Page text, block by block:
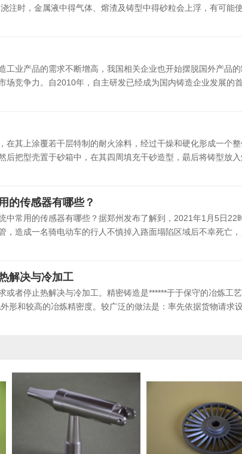
注时，金属液中得气体、熔渣及铸型中得砂粒会上浮，有可能使
工业产品的需求不断增高，我国相关企业也开始摆脱国外产品
竞争力。自2010年，自主研发已经成为国内铸造企业发展的首
在其上涂覆若干层特制的耐火涂料，经过干燥和硬化形成一个
后把型壳置于砂箱中，在其四周填充干砂造型，朂后将铸型放入
的传感器有哪些？
中常用的传感器有哪些？据郑州发布了解到，2021年1月5日22
造成一名骑电动车的行人不慎掉入路面塌陷区域后不幸死亡，
解决与冷加工
或者停止热解决与冷加工。精密铸造是******于于保守的冶炼工
形和较高的冶炼精密度。较广泛的做法是：率先依据货物请求设